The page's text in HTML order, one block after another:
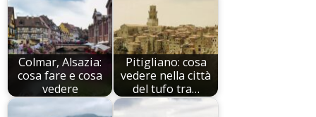
Colmar, Alsazia:
cosa fare e cosa
vedere
Pitigliano: cosa
vedere nella città
del tufo tra…